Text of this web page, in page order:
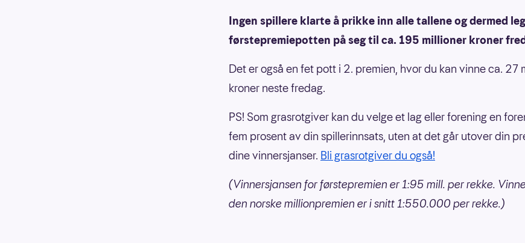
Ingen spillere klarte å prikke inn alle tallene og dermed
førstepremiepotten på seg til ca. 195 millioner kroner
Det er også en fet pott i 2. premien, hvor du kan vinne ca. 27
kroner neste fredag.
PS! Som grasrotgiver kan du velge et lag eller forening en
fem prosent av din spillerinnsats, uten at det går utover din
dine vinnersjanser. Bli grasrotgiver du også!
(Vinnersjansen for førstepremien er 1:95 mill. per rekke.
den norske millionpremien er i snitt 1:550.000 per rekke.)